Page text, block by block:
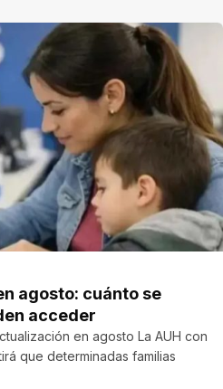
agosto: cuánto se
acceder
en agosto La AUH con
que determinadas familias